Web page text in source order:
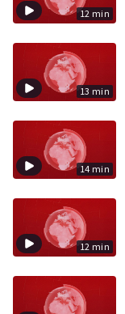
12 min
13 min
14 min
12 min